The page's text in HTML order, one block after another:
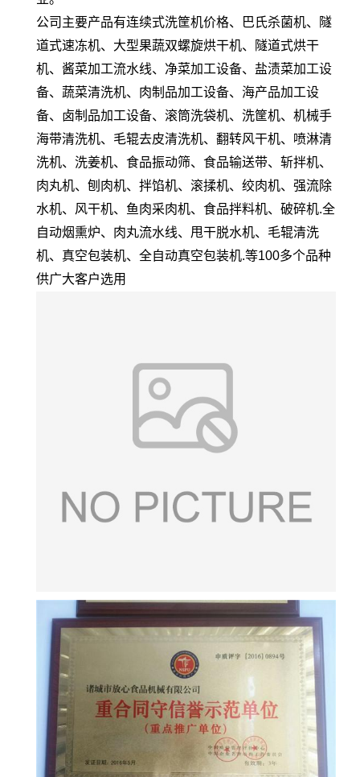
公司主要产品有连续式洗筐机价格、巴氏杀菌机、隧
道式速冻机、大型果蔬双螺旋烘干机、隧道式烘干
机、酱菜加工流水线、净菜加工设备、盐渍菜加工设
备、蔬菜清洗机、肉制品加工设备、海产品加工设
备、卤制品加工设备、滚筒洗袋机、洗筐机、机械手
海带清洗机、毛辊去皮清洗机、翻转风干机、喷淋清
洗机、洗姜机、食品振动筛、食品输送带、斩拌机、
肉丸机、刨肉机、拌馅机、滚揉机、绞肉机、强流除
水机、风干机、鱼肉采肉机、食品拌料机、破碎机.全
自动烟熏炉、肉丸流水线、甩干脱水机、毛辊清洗
机、真空包装机、全自动真空包装机.等100多个品种
供广大客户选用